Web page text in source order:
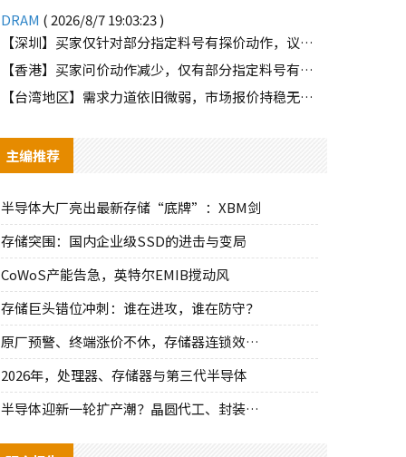
DRAM ( 2026/8/7 19:03:23 )
【深圳】买家仅针对部分指定料号有探价动作，议价动作有所减少
【香港】买家问价动作减少，仅有部分指定料号有零星询单动作
【台湾地区】需求力道依旧微弱，市场报价持稳无明显波动
主编推荐
半导体大厂亮出最新存储“底牌”：XBM剑
存储突围：国内企业级SSD的进击与变局
CoWoS产能告急，英特尔EMIB搅动风
存储巨头错位冲刺：谁在进攻，谁在防守？
原厂预警、终端涨价不休，存储器连锁效应持
2026年，处理器、存储器与第三代半导体
半导体迎新一轮扩产潮？晶圆代工、封装、光